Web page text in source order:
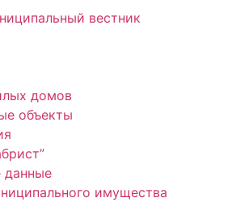
вестник
домов
объекты
имущества